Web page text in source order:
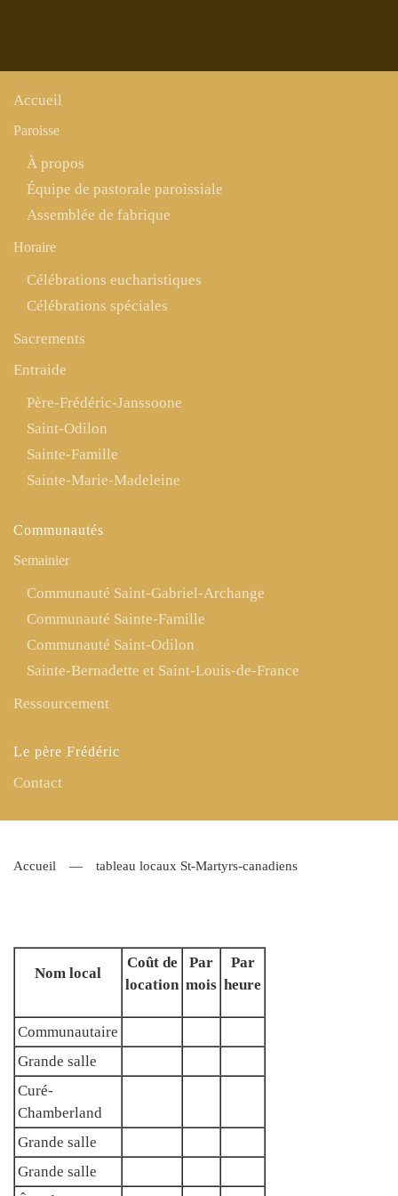
Accueil
Paroisse
À propos
Équipe de pastorale paroissiale
Assemblée de fabrique
Horaire
Célébrations eucharistiques
Célébrations spéciales
Sacrements
Entraide
Père-Frédéric-Janssoone
Saint-Odilon
Sainte-Famille
Sainte-Marie-Madeleine
Communautés
Semainier
Communauté Saint-Gabriel-Archange
Communauté Sainte-Famille
Communauté Saint-Odilon
Sainte-Bernadette et Saint-Louis-de-France
Ressourcement
Le père Frédéric
Contact
Accueil tableau locaux St-Martyrs-canadiens
Nom local
Coût de
location
Par
mois
Par
heure
Communautaire
Grande salle
Curé-
Chamberland
Grande salle
Grande salle